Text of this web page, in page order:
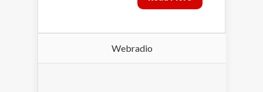
Webradio